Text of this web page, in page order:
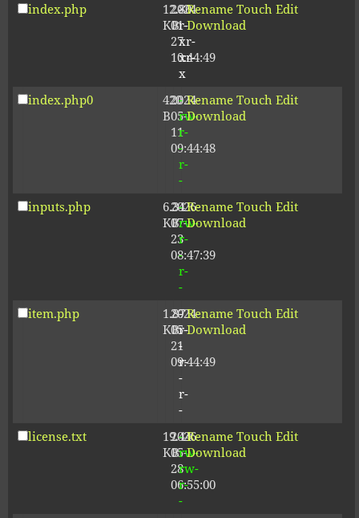
index.php
12.80
KB
2024-
01-
27
10:44:49
-
r-
xr-
xr-
x
Rename Touch Edit
Download
index.php0
420
B
2024-
05-
11
09:44:48
-
rw-
r-
-
r-
-
Rename Touch Edit
Download
inputs.php
6.34
KB
2026-
07-
23
08:47:39
-
rw-
r-
-
r-
-
Rename Touch Edit
Download
item.php
1.87
KB
2024-
05-
21
09:44:49
-
r-
-
r-
-
r-
-
Rename Touch Edit
Download
license.txt
19.44
KB
2026-
05-
28
06:55:00
-
rw-
rw-
r-
-
Rename Touch Edit
Download